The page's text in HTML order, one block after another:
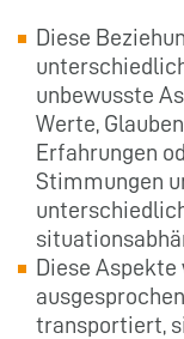
Diese
unbewusste
Werte,
Erfahrungen
Stimmungen
Diese
transportiert,